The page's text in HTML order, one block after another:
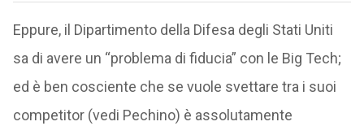
Eppure, il Dipartimento della Difesa degli Stati Uniti
sa di avere un “problema di fiducia” con le Big Tech;
ed è ben cosciente che se vuole svettare tra i suoi
competitor (vedi Pechino) è assolutamente